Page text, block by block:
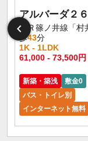
アルバーダ２
ＪＲ篠ノ井線「村
歩43分
1K - 1LDK
61,000 - 73,500円
新築・築浅
敷金0
バス・トイレ別
インターネット無料